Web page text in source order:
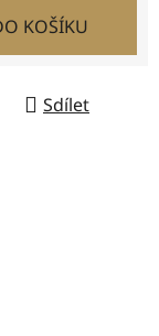
KOŠÍKU
Sdílet